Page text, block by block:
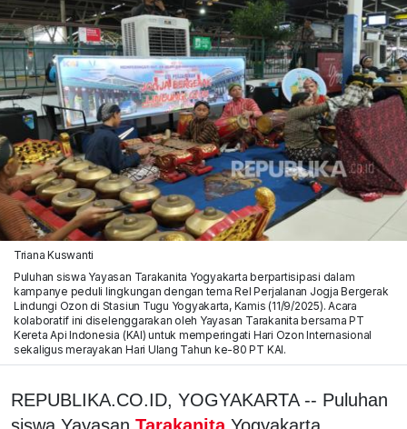
Triana Kuswanti
Puluhan siswa Yayasan Tarakanita Yogyakarta berpartisipasi dalam
kampanye peduli lingkungan dengan tema Rel Perjalanan Jogja Bergerak
Lindungi Ozon di Stasiun Tugu Yogyakarta, Kamis (11/9/2025). Acara
kolaboratif ini diselenggarakan oleh Yayasan Tarakanita bersama PT
Kereta Api Indonesia (KAI) untuk memperingati Hari Ozon Internasional
sekaligus merayakan Hari Ulang Tahun ke-80 PT KAI.
REPUBLIKA.CO.ID, YOGYAKARTA -- Puluhan